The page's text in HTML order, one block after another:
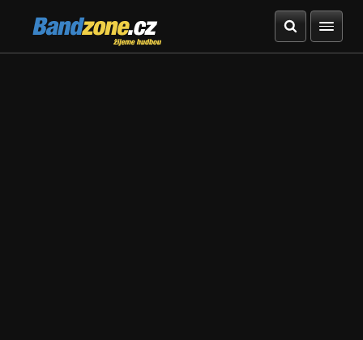
Bandzone.cz
žijeme hudbou